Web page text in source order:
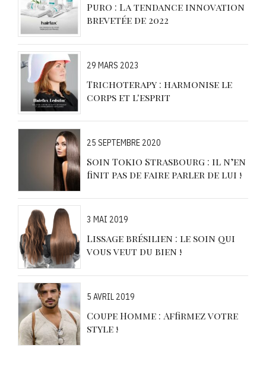
Puro : La tendance innovation
brevetée de 2022
29 MARS 2023
Trichoterapy : harmonise le
corps et l'esprit
25 SEPTEMBRE 2020
Soin Tokio Strasbourg : il n’en
finit pas de faire parler de lui !
3 MAI 2019
Lissage brésilien : le soin qui
vous veut du bien !
5 AVRIL 2019
Coupe Homme : Affirmez votre
style !